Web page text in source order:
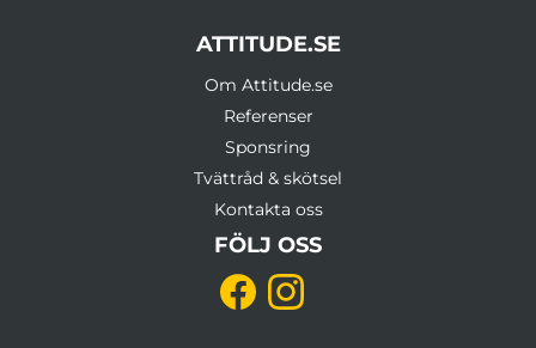
ATTITUDE.SE
Om Attitude.se
Referenser
Sponsring
Tvättråd & skötsel
Kontakta oss
FÖLJ OSS